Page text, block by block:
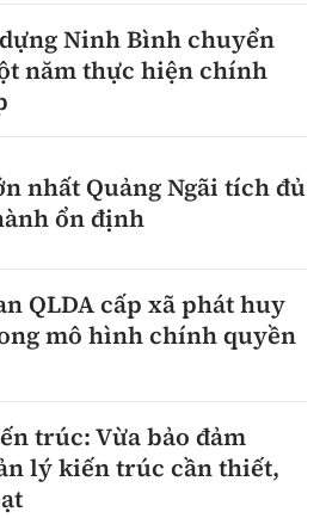
Ninh Bình chuyển
năm thực hiện chính
nhất Quảng Ngãi tích đủ
ổn định
QLDA cấp xã phát huy
mô hình chính quyền
trúc: Vừa bảo đảm
lý kiến trúc cần thiết,